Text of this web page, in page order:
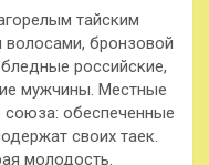
тайским
бронзовой
российские,
мужчины. Местные
обеспеченные
своих таек.
молодость.